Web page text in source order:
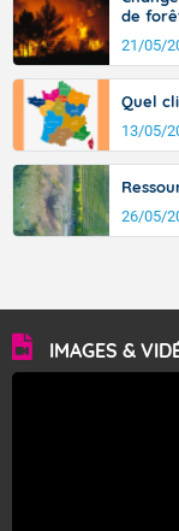
de
21/05/
Quel
13/05/
26/05/
IMAGES &